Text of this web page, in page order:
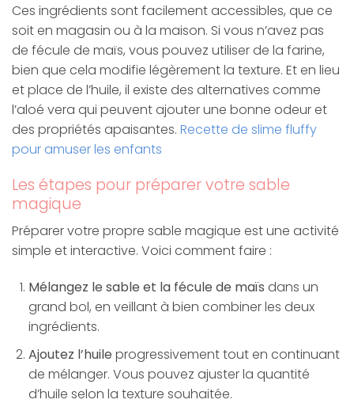
Ces ingrédients sont facilement accessibles, que ce
soit en magasin ou à la maison. Si vous n’avez pas
de fécule de maïs, vous pouvez utiliser de la farine,
bien que cela modifie légèrement la texture. Et en lieu
et place de l’huile, il existe des alternatives comme
l’aloé vera qui peuvent ajouter une bonne odeur et
des propriétés apaisantes. Recette de slime fluffy
pour amuser les enfants
Les étapes pour préparer votre sable
magique
Préparer votre propre sable magique est une activité
simple et interactive. Voici comment faire :
Mélangez le sable et la fécule de maïs dans un
grand bol, en veillant à bien combiner les deux
ingrédients.
Ajoutez l’huile progressivement tout en continuant
de mélanger. Vous pouvez ajuster la quantité
d’huile selon la texture souhaitée.